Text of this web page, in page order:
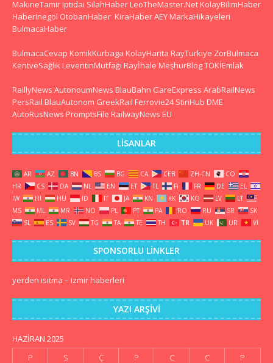
MakineTamir Iptidai SilahHaber LeoTheMaster.Net KolayBilimHaber
HaberInegol OtobanHaber KiraHaberAEY MarkaHikayeleri
BulmacaHaber
BulmacaCevap KomikKurbaga KolayHarita RayTurkiye ZorBulmaca
KentveSağlık LeventinMutfağı Rayİhale MeşhurBlogTOKİEmlak
RaillyNews AutonoumNews BlauBahn GareExpress ArabRailNews
PersRail BlauAutonom GreekRail Ferrovie24 StiriHub DME
AutoRusNews PromptsFile RailwayNews EU
LISANLAR
AR AZ BN BS BG CA CEB ZH-CN
CO
HR
CS DA NL EN ET TL FI FR DE
EL
IW
HI HU ID IT JA KN KK KO LV
LT
MS
ML MR NO PL PT PA RO RU SR
SK
SL
ES SV TG TA TE TH TR UK UR VI
SPONSORLU LINKLER
yerden ısıtma – izmir haberleri
YAZI ARŞIVI
HAZIRAN 2025
P
S Ç P C C P